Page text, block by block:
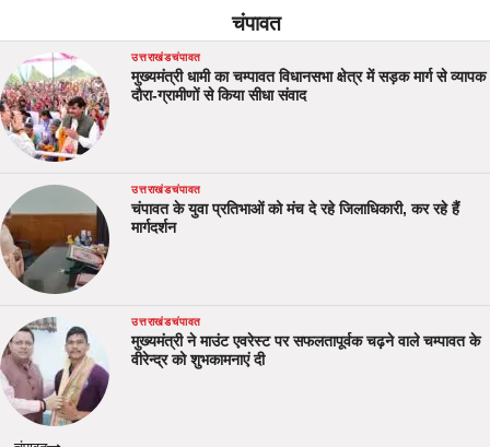
चंपावत
उत्तराखंडचंपावत
मुख्यमंत्री धामी का चम्पावत विधानसभा क्षेत्र में सड़क मार्ग से व्यापक
दौरा-ग्रामीणों से किया सीधा संवाद
उत्तराखंडचंपावत
चंपावत के युवा प्रतिभाओं को मंच दे रहे जिलाधिकारी, कर रहे हैं
मार्गदर्शन
उत्तराखंडचंपावत
मुख्यमंत्री ने माउंट एवरेस्ट पर सफलतापूर्वक चढ़ने वाले चम्पावत के
वीरेन्द्र को शुभकामनाएं दी